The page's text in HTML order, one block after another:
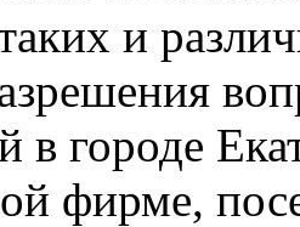
и
в городе
фирме,